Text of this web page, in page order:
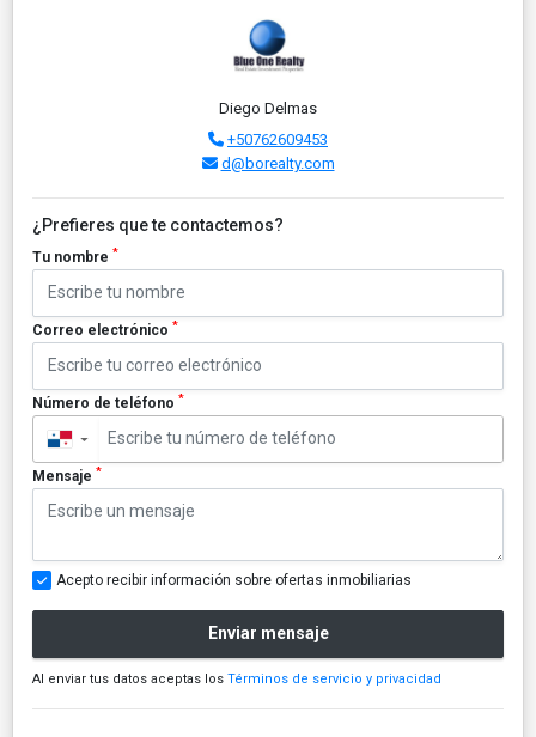
Diego Delmas
+50762609453
d@borealty.com
¿Prefieres que te contactemos?
Tu nombre *
Correo electrónico *
Número de teléfono *
▼
Mensaje *
Acepto recibir información sobre ofertas inmobiliarias
Enviar mensaje
Al enviar tus datos aceptas los Términos de servicio y privacidad